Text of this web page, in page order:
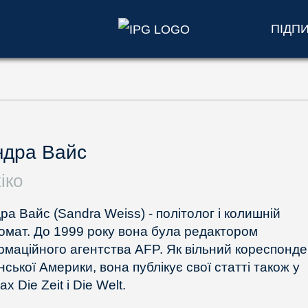
Вайс
Вайс (Sandra Weiss) - політолог і колишній
До 1999 року вона була редактором
агентства AFP. Як вільний
Америки, вона публікує свої статті також у
Die Zeit і Die Welt.